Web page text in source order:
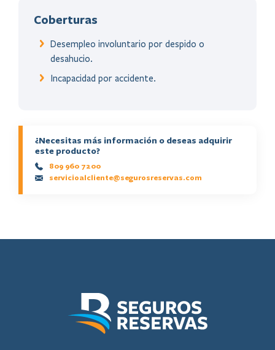
Coberturas
Desempleo involuntario por despido o
desahucio.
Incapacidad por accidente.
¿Necesitas más información o deseas adquirir
este producto?
809 960 7200
servicioalcliente@segurosreservas.com